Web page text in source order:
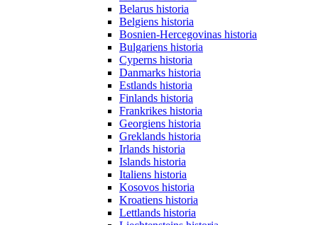
Belarus historia
Belgiens historia
Bosnien-Hercegovinas historia
Bulgariens historia
Cyperns historia
Danmarks historia
Estlands historia
Finlands historia
Frankrikes historia
Georgiens historia
Greklands historia
Irlands historia
Islands historia
Italiens historia
Kosovos historia
Kroatiens historia
Lettlands historia